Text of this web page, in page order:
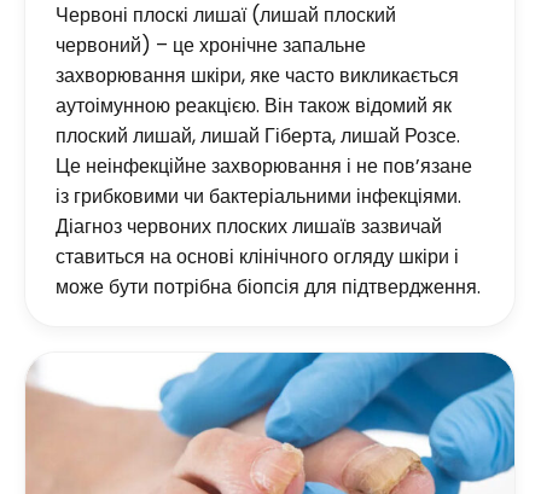
Червоні плоскі лишаї (лишай плоский
червоний) – це хронічне запальне
захворювання шкіри, яке часто викликається
аутоімунною реакцією. Він також відомий як
плоский лишай, лишай Гіберта, лишай Розсе.
Це неінфекційне захворювання і не пов’язане
із грибковими чи бактеріальними інфекціями.
Діагноз червоних плоских лишаїв зазвичай
ставиться на основі клінічного огляду шкіри і
може бути потрібна біопсія для підтвердження.